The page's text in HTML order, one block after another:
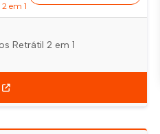
Retrátil 2 em 1